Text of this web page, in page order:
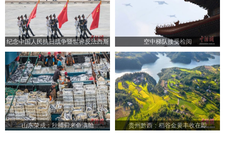
纪念中国人民抗日战争暨世界反法西斯
战争胜利80周年大会举行
空中梯队接受检阅
山东荣成：秋捕归来鱼满舱 贵州黔西：稻谷金黄丰收在即